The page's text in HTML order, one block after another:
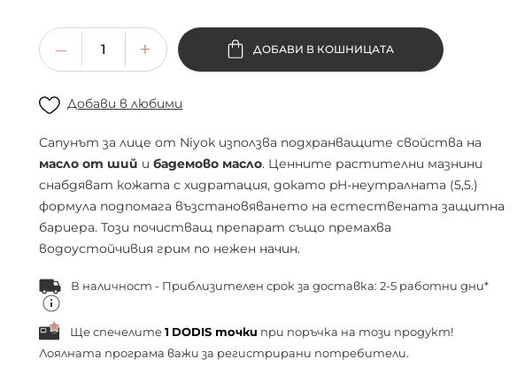
ДОБАВИ В КОШНИЦАТА
Добави в любими
Сапунът за лице от Niyok използва подхранващите свойства на
масло от ший ибадемово масло. Ценните растителни мазнини
снабдяват кожата с хидратация, докато pH-неутралната (5,5.)
формула подпомага възстановяването на естествената защитна
бариера. Този почистващ препарат също премахва
водоустойчивия грим по нежен начин.
В наличност - Приблизителен срок за доставка: 2-5 работни дни*
Ще спечелите 1 DODIS точки при поръчка на този продукт!
Лоялната програма важи за регистрирани потребители.